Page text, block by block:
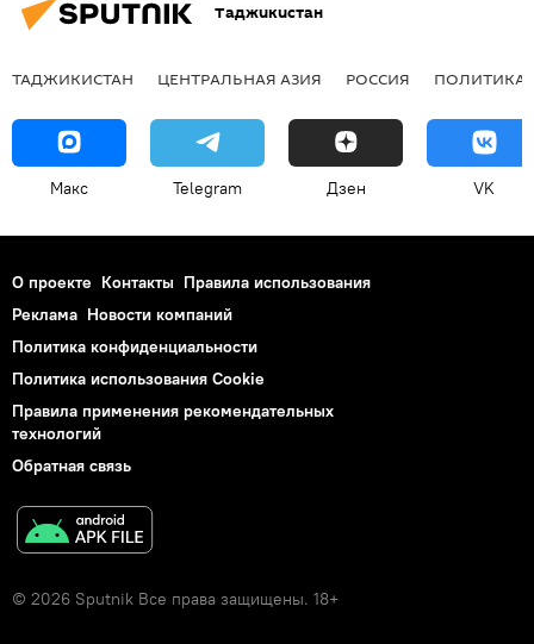
Таджикистан
ТАДЖИКИСТАН ЦЕНТРАЛЬНАЯ АЗИЯ РОССИЯ ПОЛИТИКА
Макс Telegram Дзен VK
О проекте Контакты Правила использования
Реклама Новости компаний
Политика конфиденциальности
Политика использования Cookie
Правила применения рекомендательных
технологий
Обратная связь
© 2026 Sputnik Все права защищены. 18+